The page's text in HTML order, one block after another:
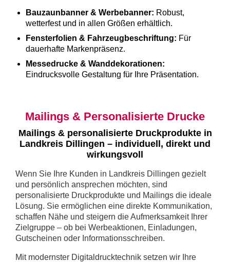
Bauzaunbanner & Werbebanner: Robust,
wetterfest und in allen Größen erhältlich.
Fensterfolien & Fahrzeugbeschriftung: Für
dauerhafte Markenpräsenz.
Messedrucke & Wanddekorationen:
Eindrucksvolle Gestaltung für Ihre Präsentation.
Mailings & Personalisierte Drucke
Mailings & personalisierte Druckprodukte in
Landkreis Dillingen – individuell, direkt und
wirkungsvoll
Wenn Sie Ihre Kunden in Landkreis Dillingen gezielt
und persönlich ansprechen möchten, sind
personalisierte Druckprodukte und Mailings die ideale
Lösung. Sie ermöglichen eine direkte Kommunikation,
schaffen Nähe und steigern die Aufmerksamkeit Ihrer
Zielgruppe – ob bei Werbeaktionen, Einladungen,
Gutscheinen oder Informationsschreiben.
Mit modernster Digitaldrucktechnik setzen wir Ihre